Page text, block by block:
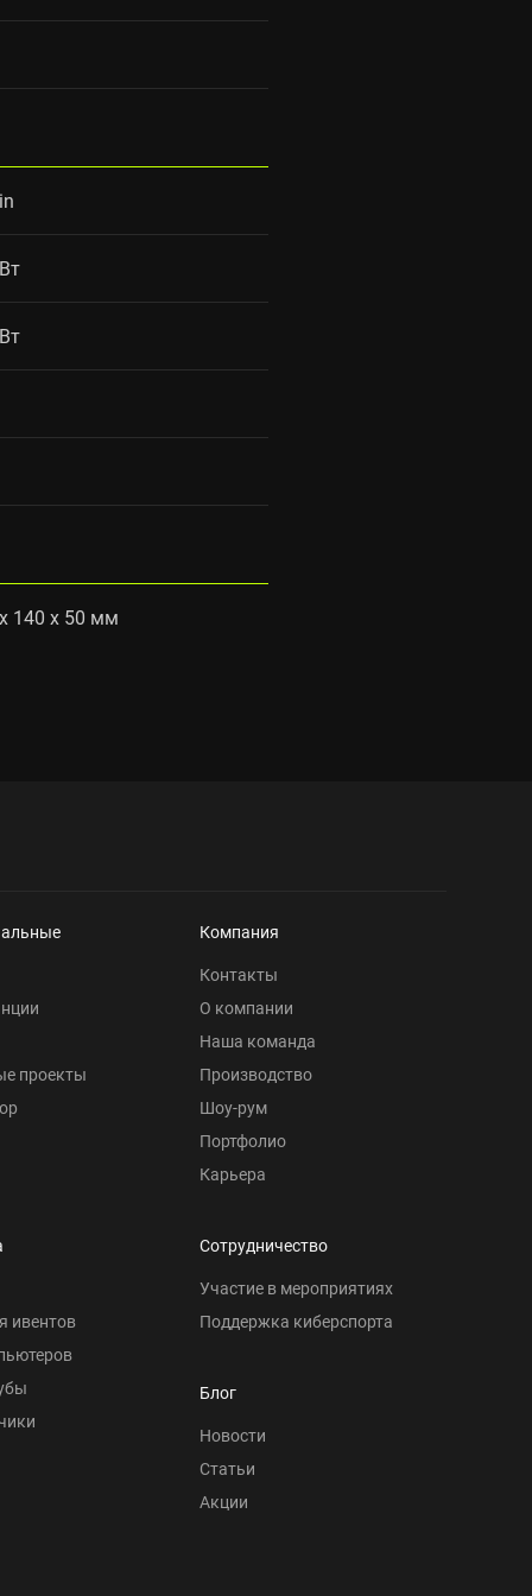
140 x 50 мм
проекты
Компания
Контакты
О компании
Наша команда
Производство
Шоу-рум
Портфолио
Карьера
ивентов
Сотрудничество
Участие в мероприятиях
Поддержка киберспорта
Блог
Новости
Статьи
Акции